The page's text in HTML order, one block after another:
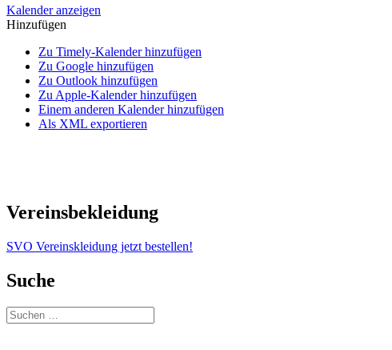
Kalender anzeigen
Hinzufügen
Zu Timely-Kalender hinzufügen
Zu Google hinzufügen
Zu Outlook hinzufügen
Zu Apple-Kalender hinzufügen
Einem anderen Kalender hinzufügen
Als XML exportieren
Vereinsbekleidung
SVO Vereinskleidung jetzt bestellen!
Suche
Suchen
nach: